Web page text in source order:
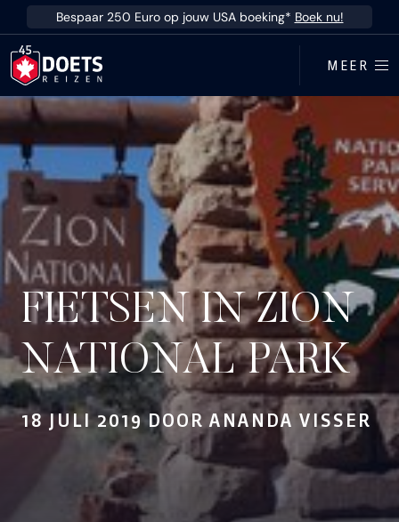
Ga direct naar inhoud
Bespaar 250 Euro op jouw USA boeking* Boek nu!
MEER
FIETSEN IN ZION
NATIONAL PARK
18 JULI 2019 DOOR ANANDA VISSER